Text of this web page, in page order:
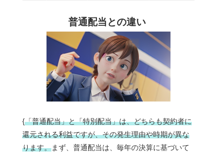
普通配当との違い
{「普通配当」と「特別配当」は、どちらも契約者に
還元される利益ですが、その発生理由や時期が異な
ります。まず、普通配当は、毎年の決算に基づいて